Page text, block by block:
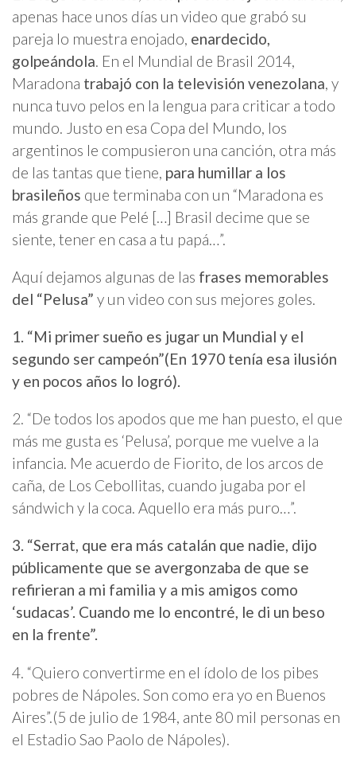
apenas hace unos días un video que grabó su
pareja lo muestra enojado, enardecido,
golpeándola. En el Mundial de Brasil 2014,
Maradona trabajó con la televisión venezolana, y
nunca tuvo pelos en la lengua para criticar a todo
mundo. Justo en esa Copa del Mundo, los
argentinos le compusieron una canción, otra más
de las tantas que tiene, para humillar a los
brasileños que terminaba con un “Maradona es
más grande que Pelé […] Brasil decime que se
siente, tener en casa a tu papá…”.
Aquí dejamos algunas de las frases memorables
del “Pelusa” y un video con sus mejores goles.
1. “Mi primer sueño es jugar un Mundial y el
segundo ser campeón”(En 1970 tenía esa ilusión
y en pocos años lo logró).
2. “De todos los apodos que me han puesto, el que
más me gusta es ‘Pelusa’, porque me vuelve a la
infancia. Me acuerdo de Fiorito, de los arcos de
caña, de Los Cebollitas, cuando jugaba por el
sándwich y la coca. Aquello era más puro…”.
3. “Serrat, que era más catalán que nadie, dijo
públicamente que se avergonzaba de que se
refirieran a mi familia y a mis amigos como
‘sudacas’. Cuando me lo encontré, le di un beso
en la frente”.
4. “Quiero convertirme en el ídolo de los pibes
pobres de Nápoles. Son como era yo en Buenos
Aires”.(5 de julio de 1984, ante 80 mil personas en
el Estadio Sao Paolo de Nápoles).